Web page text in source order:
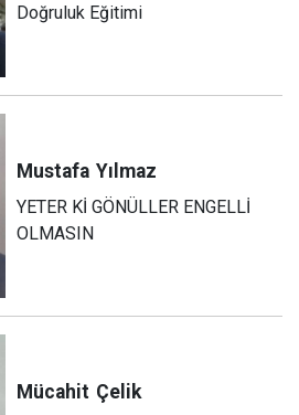
Doğruluk Eğitimi
Mustafa Yılmaz
YETER Kİ GÖNÜLLER ENGELLİ
OLMASIN
Mücahit Çelik